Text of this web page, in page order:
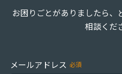
お困りごとがありましたら
相談くだ
メールアドレス